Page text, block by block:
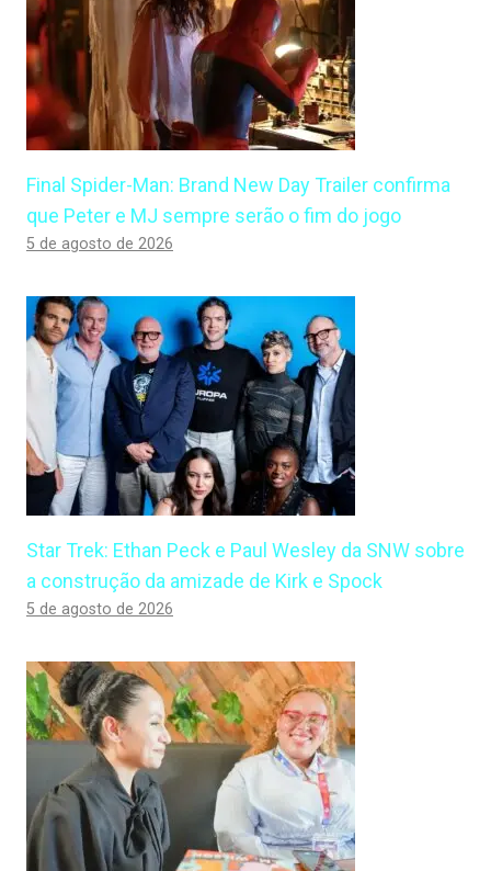
Final Spider-Man: Brand New Day Trailer confirma
que Peter e MJ sempre serão o fim do jogo
5 de agosto de 2026
Star Trek: Ethan Peck e Paul Wesley da SNW sobre
a construção da amizade de Kirk e Spock
5 de agosto de 2026